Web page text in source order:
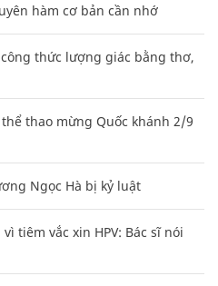
hàm cơ bản cần nhớ
thức lượng giác bằng thơ,
thao mừng Quốc khánh 2/9
Ngọc Hà bị kỷ luật
tiêm vắc xin HPV: Bác sĩ nói